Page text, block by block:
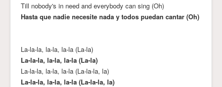
Till nobody's in need and everybody can sing (Oh)
Hasta que nadie necesite nada y todos puedan cantar (Oh)
La-la-la, la-la, la-la (La-la)
La-la-la, la-la, la-la (La-la)
La-la-la, la-la, la-la (La-la-la, la)
La-la-la, la-la, la-la (La-la-la, la)